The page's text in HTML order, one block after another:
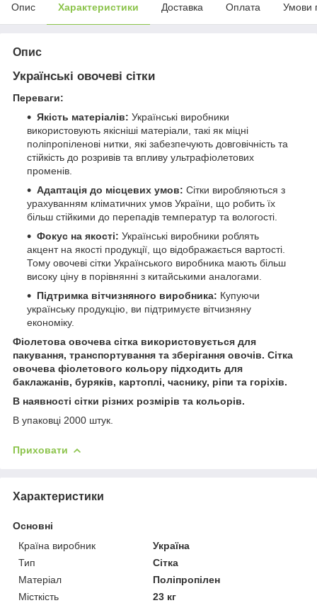
Опис Характеристики Доставка Оплата Умови
Опис
Українські овочеві сітки
Переваги:
Якість матеріалів: Українські виробники
використовують якісніші матеріали, такі як міцні
поліпропіленові нитки, які забезпечують довговічність та
стійкість до розривів та впливу ультрафіолетових
променів.
Адаптація до місцевих умов: Сітки виробляються з
урахуванням кліматичних умов України, що робить їх
більш стійкими до перепадів температур та вологості.
Фокус на якості: Українські виробники роблять
акцент на якості продукції, що відображається вартості.
Тому овочеві сітки Українського виробника мають більш
високу ціну в порівнянні з китайськими аналогами.
Підтримка вітчизняного виробника: Купуючи
українську продукцію, ви підтримуєте вітчизняну
економіку.
Фіолетова овочева сітка використовується для
пакування, транспортування та зберігання овочів. Сітка
овочева фіолетового кольору підходить для
баклажанів, буряків, картоплі, часнику, ріпи та горіхів.
В наявності сітки різних розмірів та кольорів.
В упаковці 2000 штук.
Приховати
Характеристики
Основні
Країна виробник
Україна
Тип
Сітка
Матеріал
Поліпропілен
Місткість
23 кг